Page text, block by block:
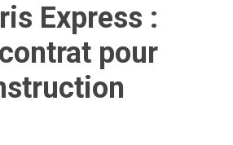
Express :
pour